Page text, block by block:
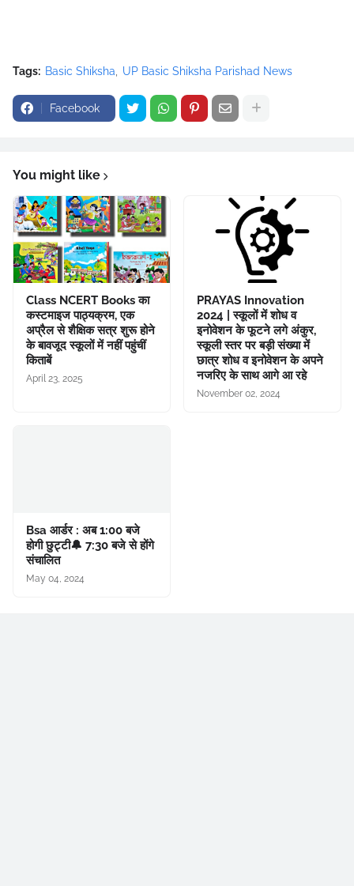
Tags: Basic Shiksha UP Basic Shiksha Parishad News
Facebook
You might like
Class NCERT Books का
कस्टमाइज पाठ्यक्रम, एक
अप्रैल से शैक्षिक सत्र शुरू होने
के बावजूद स्कूलों में नहीं पहुंचीं
किताबें
April 23, 2025
PRAYAS Innovation
2024 | स्कूलों में शोध व
इनोवेशन के फूटने लगे अंकुर,
स्कूली स्तर पर बड़ी संख्या में
छात्र शोध व इनोवेशन के अपने
नजरिए के साथ आगे आ रहे
November 02, 2024
Bsa आर्डर : अब 1:00 बजे
होगी छुट्टी🔔 7:30 बजे से होंगे
संचालित
May 04, 2024